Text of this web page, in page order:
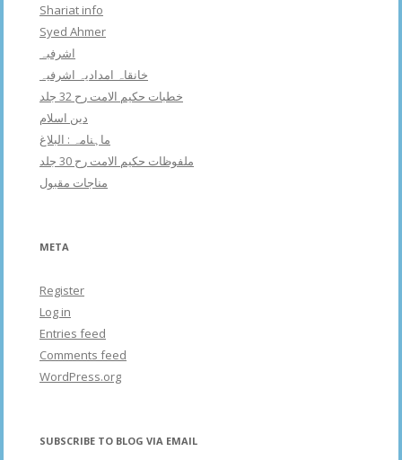
Shariat info
Syed Ahmer
اشرفبہ
خانقاہ امدادیہ اشرفیہ
خطبات حکیم الامت رح 32 جلد
دین اسلام
ماہنامہ : البلاغ
ملفوظات حکیم الامت رح 30 جلد
مناجات مقبول
META
Register
Log in
Entries feed
Comments feed
WordPress.org
SUBSCRIBE TO BLOG VIA EMAIL